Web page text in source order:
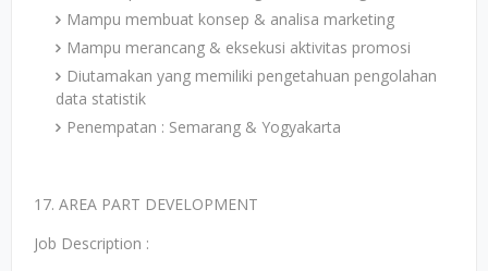
Mampu membuat konsep & analisa marketing
Mampu merancang & eksekusi aktivitas promosi
Diutamakan yang memiliki pengetahuan pengolahan
data statistik
Penempatan : Semarang & Yogyakarta
17. AREA PART DEVELOPMENT
Job Description :